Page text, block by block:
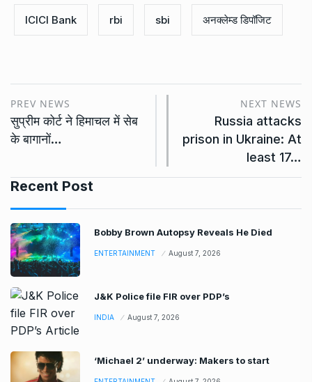
ICICI Bank rbi sbi अनक्लेम्ड डिपॉजिट
PREV NEWS
सुप्रीम कोर्ट ने हिमाचल में सेब
के बागानों…
NEXT NEWS
Russia attacks
prison in Ukraine: At
least 17…
Recent Post
Bobby Brown Autopsy Reveals He Died
ENTERTAINMENT August 7, 2026
J&K Police file FIR over PDP’s
INDIA August 7, 2026
‘Michael 2’ underway: Makers to start